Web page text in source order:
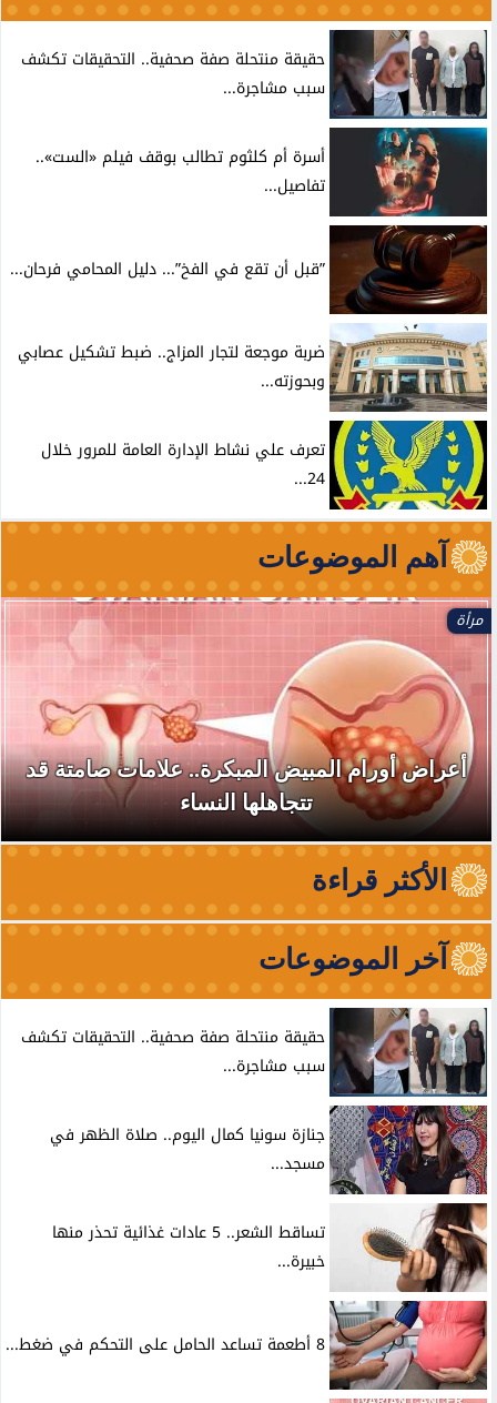
حقيقة منتحلة صفة صحفية.. التحقيقات تكشف
سبب مشاجرة...
أسرة أم كلثوم تطالب بوقف فيلم «الست»..
تفاصيل...
”قبل أن تقع في الفخ”... دليل المحامي فرحان...
ضربة موجعة لتجار المزاج.. ضبط تشكيل عصابي
وبحوزته...
تعرف علي نشاط الإدارة العامة للمرور خلال
24...
آهم الموضوعات
مرأة
أعراض أورام المبيض المبكرة.. علامات صامتة قد
تتجاهلها النساء
الأكثر قراءة
آخر الموضوعات
حقيقة منتحلة صفة صحفية.. التحقيقات تكشف
سبب مشاجرة...
جنازة سونيا كمال اليوم.. صلاة الظهر في
مسجد...
تساقط الشعر.. 5 عادات غذائية تحذر منها
خبيرة...
8 أطعمة تساعد الحامل على التحكم في ضغط...